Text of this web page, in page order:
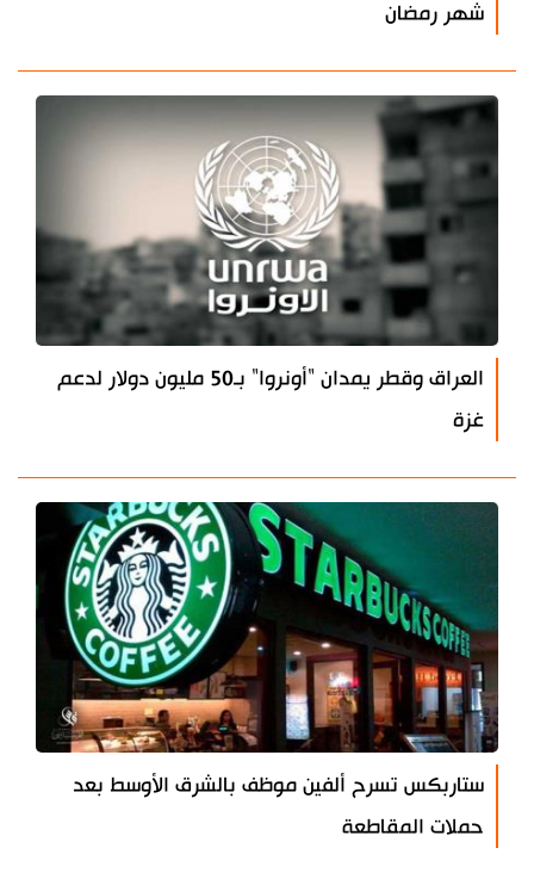
شهر رمضان
العراق وقطر يمدان "أونروا" بـ50 مليون دولار لدعم
غزة
ستاربكس تسرح ألفين موظف بالشرق الأوسط بعد
حملات المقاطعة